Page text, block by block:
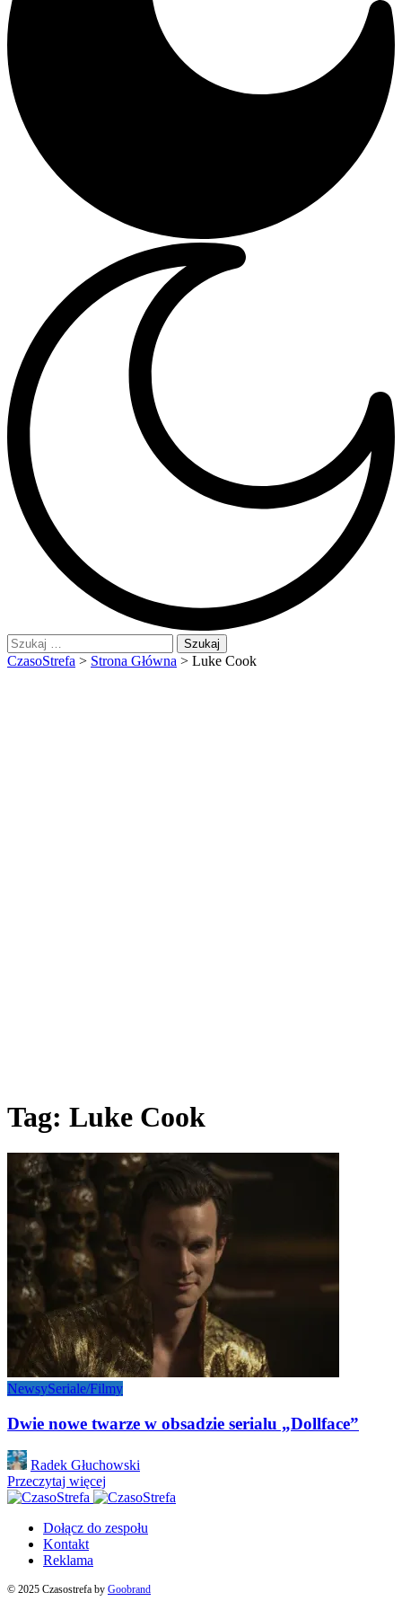
Szukaj:
CzasoStrefa > Strona Główna > Luke Cook
Tag: Luke Cook
NewsySeriale/Filmy
Dwie nowe twarze w obsadzie serialu „Dollface”
Posted
by
Radek Głuchowski
Przeczytaj więcej
Dołącz do zespołu
Kontakt
Reklama
© 2025 Czasostrefa by Goobrand